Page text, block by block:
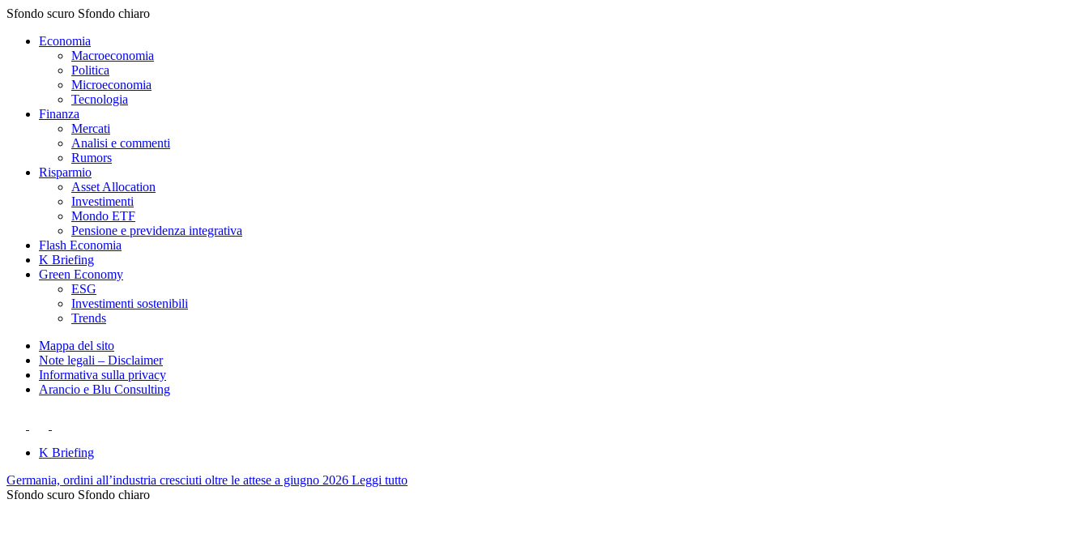
Sfondo scuro Sfondo chiaro
Economia
Macroeconomia
Politica
Microeconomia
Tecnologia
Finanza
Mercati
Analisi e commenti
Rumors
Risparmio
Asset Allocation
Investimenti
Mondo ETF
Pensione e previdenza integrativa
Flash Economia
K Briefing
Green Economy
ESG
Investimenti sostenibili
Trends
Mappa del sito
Note legali – Disclaimer
Informativa sulla privacy
Arancio e Blu Consulting
K Briefing
Germania, ordini all’industria cresciuti oltre le attese a giugno 2026 Leggi tutto
Sfondo scuro Sfondo chiaro